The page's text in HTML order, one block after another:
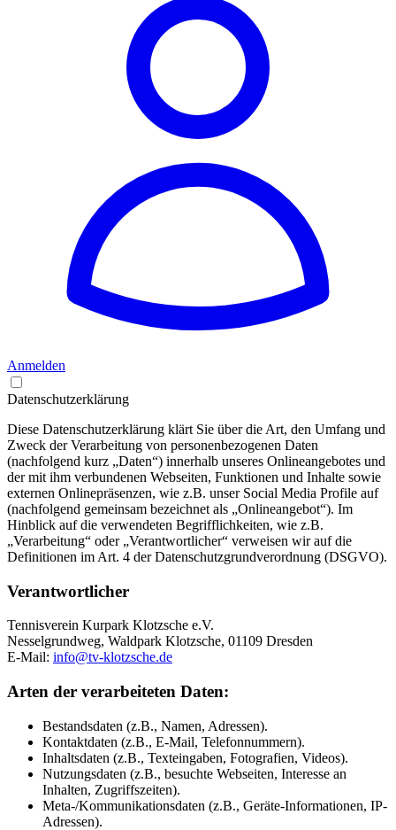
Anmelden
Datenschutzerklärung
Diese Datenschutzerklärung klärt Sie über die Art, den Umfang und
Zweck der Verarbeitung von personenbezogenen Daten
(nachfolgend kurz „Daten“) innerhalb unseres Onlineangebotes und
der mit ihm verbundenen Webseiten, Funktionen und Inhalte sowie
externen Onlinepräsenzen, wie z.B. unser Social Media Profile auf
(nachfolgend gemeinsam bezeichnet als „Onlineangebot“). Im
Hinblick auf die verwendeten Begrifflichkeiten, wie z.B.
„Verarbeitung“ oder „Verantwortlicher“ verweisen wir auf die
Definitionen im Art. 4 der Datenschutzgrundverordnung (DSGVO).
Verantwortlicher
Tennisverein Kurpark Klotzsche e.V.
Nesselgrundweg, Waldpark Klotzsche, 01109 Dresden
E-Mail: info@tv-klotzsche.de
Arten der verarbeiteten Daten:
Bestandsdaten (z.B., Namen, Adressen).
Kontaktdaten (z.B., E-Mail, Telefonnummern).
Inhaltsdaten (z.B., Texteingaben, Fotografien, Videos).
Nutzungsdaten (z.B., besuchte Webseiten, Interesse an
Inhalten, Zugriffszeiten).
Meta-/Kommunikationsdaten (z.B., Geräte-Informationen, IP-
Adressen).